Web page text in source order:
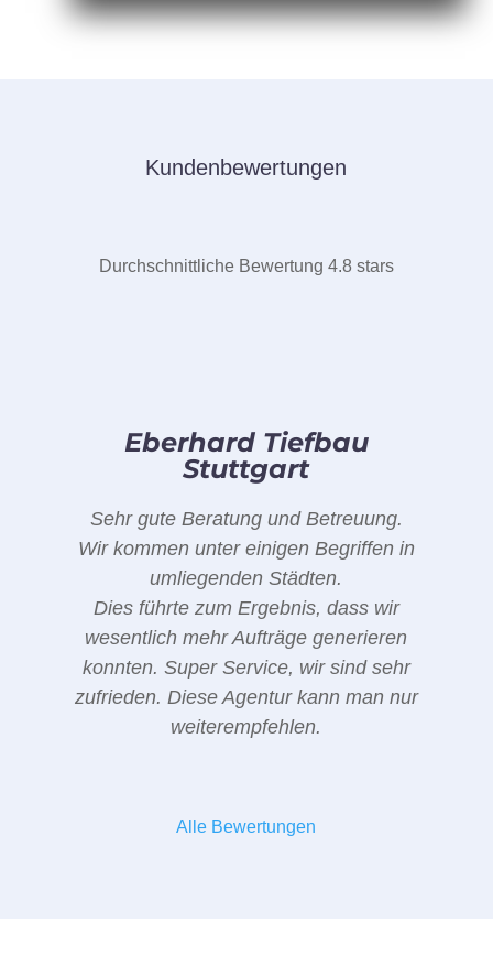
Kundenbewertungen
Durchschnittliche Bewertung 4.8 stars
Eberhard Tiefbau
Stuttgart
Sehr gute Beratung und Betreuung.
Wir kommen unter einigen Begriffen in
umliegenden Städten.
Dies führte zum Ergebnis, dass wir
wesentlich mehr Aufträge generieren
konnten. Super Service, wir sind sehr
zufrieden. Diese Agentur kann man nur
weiterempfehlen.
Alle Bewertungen